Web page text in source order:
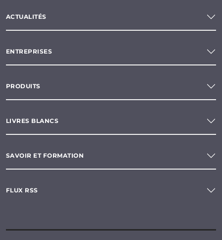
ACTUALITÉS
ENTREPRISES
PRODUITS
LIVRES BLANCS
SAVOIR ET FORMATION
FLUX RSS